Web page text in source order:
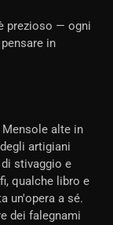
prezioso — ogni
in
alte in
artigiani
stivaggio e
qualche libro e
un'opera a sé.
dei falegnami